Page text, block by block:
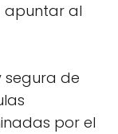
apuntar al
de
por el